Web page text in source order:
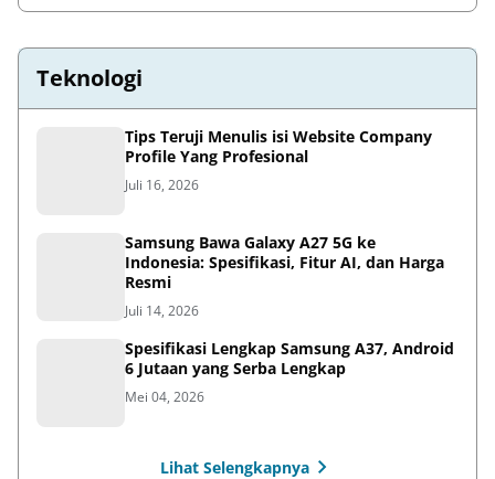
Teknologi
Tips Teruji Menulis isi Website Company
Profile Yang Profesional
Juli 16, 2026
Samsung Bawa Galaxy A27 5G ke
Indonesia: Spesifikasi, Fitur AI, dan Harga
Resmi
Juli 14, 2026
Spesifikasi Lengkap Samsung A37, Android
6 Jutaan yang Serba Lengkap
Mei 04, 2026
Lihat Selengkapnya